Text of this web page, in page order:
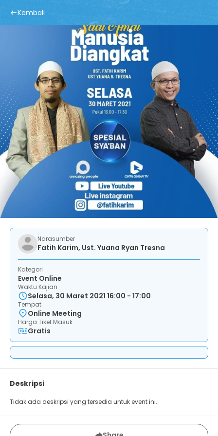
Kembali
Narasumber
Fatih Karim, Ust. Yuana Ryan Tresna
Kategori
Event Online
Waktu Kajian
Selasa, 30 Maret 2021 16:00 - 17:00
Tempat
Online Meeting
Harga Tiket Masuk
Gratis
Deskripsi
Tidak ada deskripsi yang tersedia untuk event ini.